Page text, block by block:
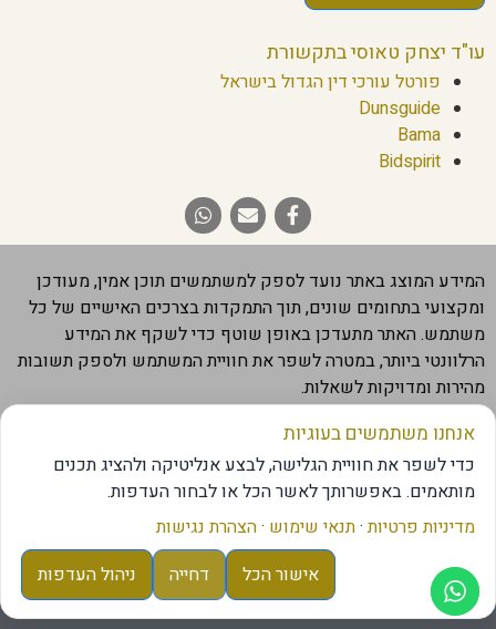
עו"ד יצחק טאוסי בתקשורת
פורטל עורכי דין הגדול בישראל
Dunsguide
Bama
Bidspirit
המידע המוצג באתר נועד לספק למשתמשים תוכן אמין, מעודכן
ומקצועי בתחומים שונים, תוך התמקדות בצרכים האישיים של כל
משתמש. האתר מתעדכן באופן שוטף כדי לשקף את המידע
הרלוונטי ביותר, במטרה לשפר את חוויית המשתמש ולספק תשובות
מהירות ומדויקות לשאלות.
חשוב להבהיר שהמידע המוצג באתר מבוסס על מקורות מהימנים,
אך הוא אינו מחליף ייעוץ מקצועי בתחום. אנו ממליצים לבדוק את
המידע מול גורם מוסמך במידת הצורך.
© עורך דין יצחק טאוסי
אתר בקליקבניית אתרים
אנחנו משתמשים בעוגיות
כדי לשפר את חוויית הגלישה, לבצע אנליטיקה ולהציג תכנים
מותאמים. באפשרותך לאשר הכל או לבחור העדפות.
מדיניות פרטיות·תנאי שימוש ·הצהרת נגישות
אישור הכל
דחייה ניהול העדפות